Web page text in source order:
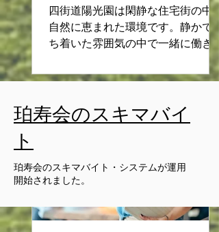
街道市｜特別養護老人ホ
ーム
四街道陽光園は閑静な住宅街の中で
自然に恵まれた環境です。静かで落
ち着いた雰囲気の中で一緒に働きま
せんか？経験・資格ともに不問で
す。ご高齢者を敬いながら働ける方
珀寿会のスキマバイ
ト
珀寿会のスキマバイト・システムが運用
開始されました。​